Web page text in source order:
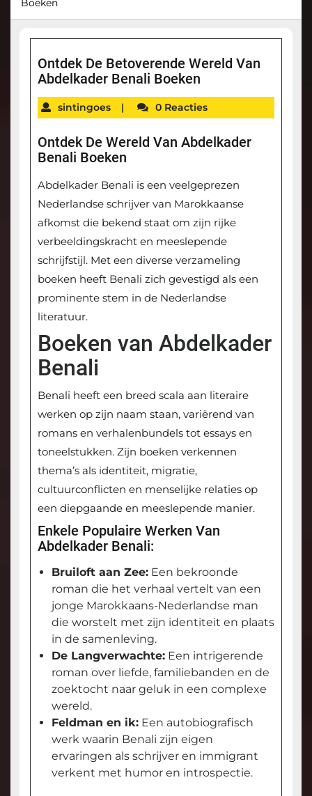
Boeken
Ontdek De Betoverende Wereld Van
Abdelkader Benali Boeken
sintingoes | 0 Reacties
Ontdek De Wereld Van Abdelkader
Benali Boeken
Abdelkader Benali is een veelgeprezen
Nederlandse schrijver van Marokkaanse
afkomst die bekend staat om zijn rijke
verbeeldingskracht en meeslepende
schrijfstijl. Met een diverse verzameling
boeken heeft Benali zich gevestigd als een
prominente stem in de Nederlandse
literatuur.
Boeken van Abdelkader
Benali
Benali heeft een breed scala aan literaire
werken op zijn naam staan, variërend van
romans en verhalenbundels tot essays en
toneelstukken. Zijn boeken verkennen
thema’s als identiteit, migratie,
cultuurconflicten en menselijke relaties op
een diepgaande en meeslepende manier.
Enkele Populaire Werken Van
Abdelkader Benali:
Bruiloft aan Zee:Een bekroonde
roman die het verhaal vertelt van een
jonge Marokkaans-Nederlandse man
die worstelt met zijn identiteit en plaats
in de samenleving.
De Langverwachte:Een intrigerende
roman over liefde, familiebanden en de
zoektocht naar geluk in een complexe
wereld.
Feldman en ik:Een autobiografisch
werk waarin Benali zijn eigen
ervaringen als schrijver en immigrant
verkent met humor en introspectie.